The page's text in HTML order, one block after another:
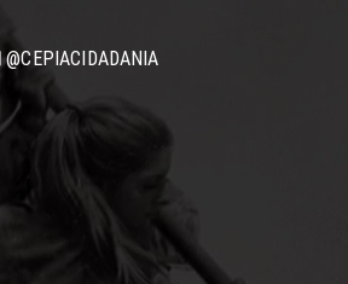
@CEPIACIDADANIA